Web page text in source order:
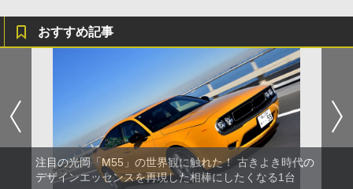
おすすめ記事
注目の光岡「M55」の世界観に触れた！ 古きよき時代の
デザインエッセンスを再現した相棒にしたくなる1台